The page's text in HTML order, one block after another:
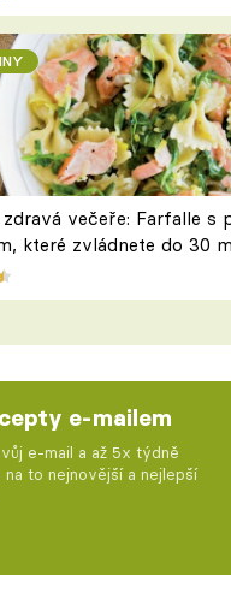
zdravá večeře: Farfalle s
které zvládnete do 30
e-mailem
e-mail a až 5x týdně
na to nejnovější a nejlepší